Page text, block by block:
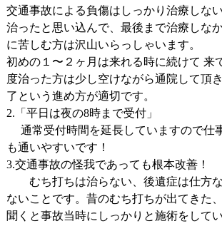
交通事故による負傷はしっかり治療しな
治ったと思い込んで、最後まで治療しな
に苦しむ方は沢山いらっしゃいます。
初めの１〜２ヶ月は来れる時に続けて 来
度治った方は少し空けながら通院して頂
了という進め方が適切です。
2.「平日は夜の8時まで受付」
通常受付時間を延長していますので仕
も通いやすいです！
3.交通事故の怪我であっても根本改善！
むち打ちは治らない、後遺症は仕方な
ないことです。昔のむち打ちが出てきた
聞くと事故当時にしっかりと施術をして